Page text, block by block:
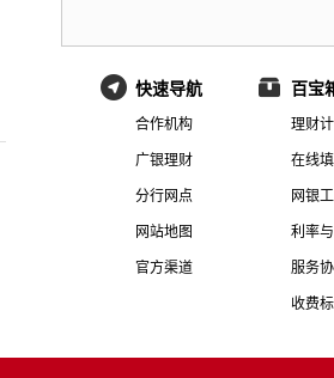
快速导航
合作机构
广银理财
分行网点
网站地图
官方渠道
百宝
理财
在线
网银
利率
服务
收费